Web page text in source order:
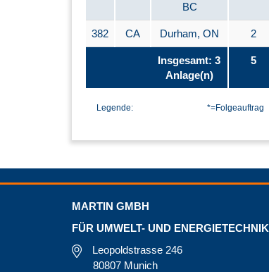
BC
382 CA Durham, ON 2
Insgesamt: 3
Anlage(n)
5
Legende: *=Folgeauftrag
MARTIN GMBH
FÜR UMWELT- UND ENERGIETECHNIK
Leopoldstrasse 246
80807 Munich